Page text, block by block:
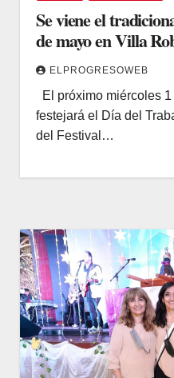
Se viene el
de mayo en Villa
ELPROGRESOWEB
El próximo miércoles
festejará el Día del
del Festival…